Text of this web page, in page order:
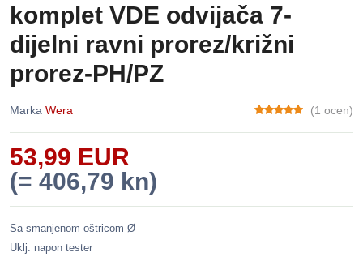
komplet VDE odvijača 7-
dijelni ravni prorez/križni
prorez-PH/PZ
Marka Wera (1 ocen)
53,99 EUR
(= 406,79 kn)
Sa smanjenom oštricom-Ø
Uklj. napon tester